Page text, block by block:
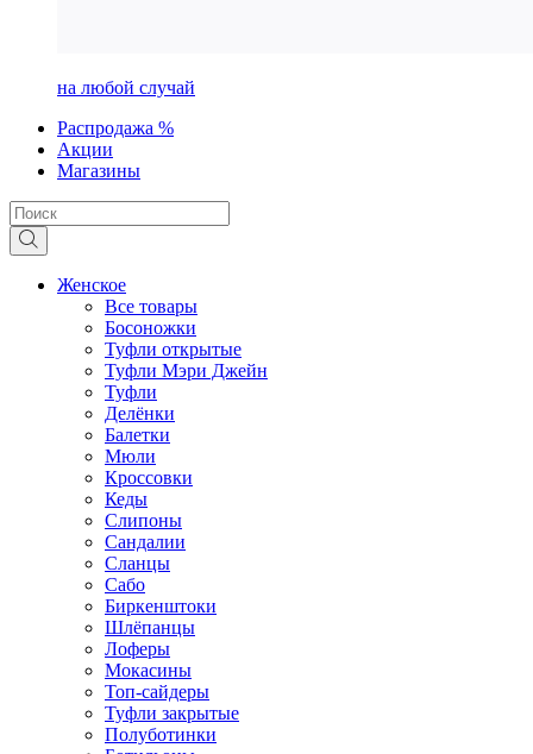
на любой случай
Распродажа %
Акции
Магазины
Женское
Все товары
Босоножки
Туфли открытые
Туфли Мэри Джейн
Туфли
Делёнки
Балетки
Мюли
Кроссовки
Кеды
Слипоны
Сандалии
Сланцы
Сабо
Биркенштоки
Шлёпанцы
Лоферы
Мокасины
Топ-сайдеры
Туфли закрытые
Полуботинки